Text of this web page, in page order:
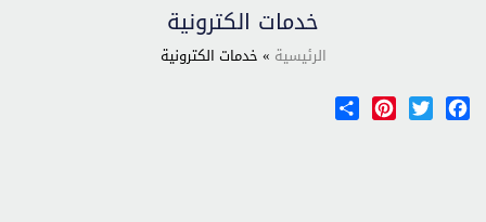
خدمات الكترونية
الرئيسية » خدمات الكترونية
Facebook
Twitter
Pinterest